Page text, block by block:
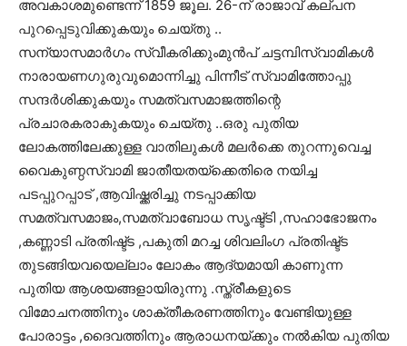
അവകാശമുണ്ടെന്ന് 1859 ജൂല. 26-ന് രാജാവ് കല്പന
പുറപ്പെടുവിക്കുകയും ചെയ്തു ..
സന്യാസമാര്‍ഗം സ്വീകരിക്കുംമുന്‍പ് ചട്ടമ്പിസ്വാമികള്‍
നാരായണഗുരുവുമൊന്നിച്ചു പിന്നീട് സ്വാമിത്തോപ്പു
സന്ദര്‍ശിക്കുകയും സമത്വസമാജത്തിന്റെ
പ്രചാരകരാകുകയും ചെയ്തു ..ഒരു പുതിയ
ലോകത്തിലേക്കുള്ള വാതിലുകള്‍ മലര്‍ക്കെ തുറന്നുവെച്ച
വൈകുണ്ഠസ്വാമി ജാതീയതയ്ക്കെതിരെ നയിച്ച
പടപ്പുറപ്പാട് ,ആവിഷ്ക്കരിച്ചു നടപ്പാക്കിയ
സമത്വസമാജം,സമത്വാബോധ സൃഷ്ട്ടി ,സഹാഭോജനം
,കണ്ണാടി പ്രതിഷ്ട്ട ,പകുതി മറച്ച ശിവലിംഗ പ്രതിഷ്ട്ട
തുടങ്ങിയവയെല്ലാം ലോകം ആദ്യമായി കാണുന്ന
പുതിയ ആശയങ്ങളായിരുന്നു .സ്ത്രീകളുടെ
വിമോചനത്തിനും ശാക്തീകരണത്തിനും വേണ്ടിയുള്ള
പോരാട്ടം ,ദൈവത്തിനും ആരാധനയ്ക്കും നല്‍കിയ പുതിയ